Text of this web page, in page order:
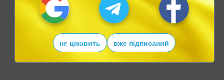
не цікавить вже підписаний